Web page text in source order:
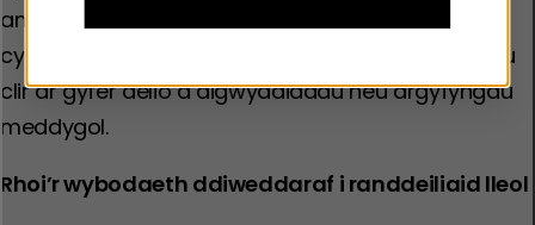
amser, gwefru ffonau symudol, sicrhau bod
cysylltiadau argyfwng ar gael, cael gweithdrefnau
clir ar gyfer delio â digwyddiadau neu argyfyngau
meddygol.
Rhoi’r wybodaeth ddiweddaraf i randdeiliaid lleol